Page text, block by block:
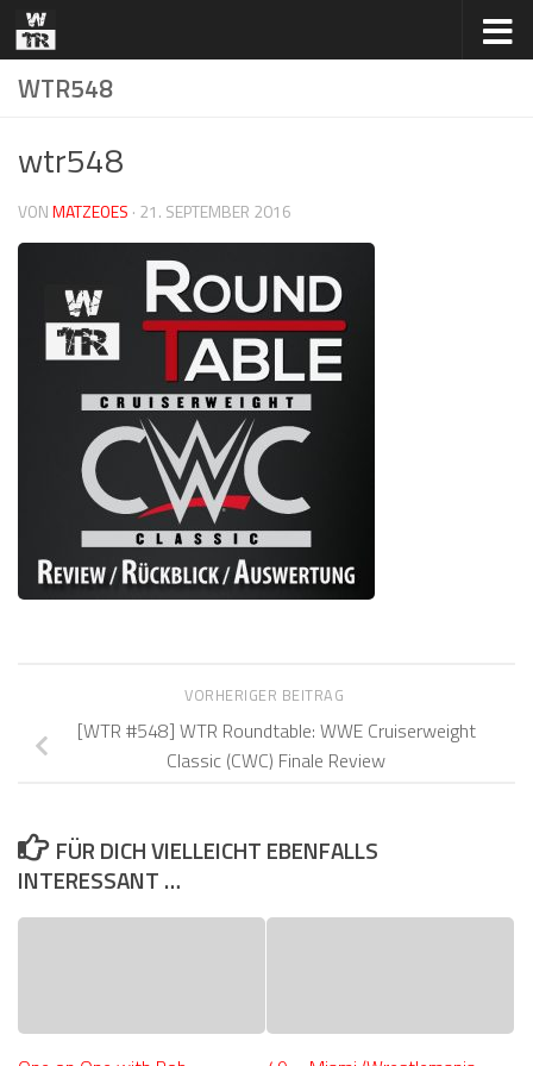
Zum Inhalt springen
WTR548
wtr548
VONMATZEOES · 21. SEPTEMBER 2016
VORHERIGER BEITRAG
[WTR #548] WTR Roundtable: WWE Cruiserweight
Classic (CWC) Finale Review
FÜR DICH VIELLEICHT EBENFALLS
INTERESSANT …